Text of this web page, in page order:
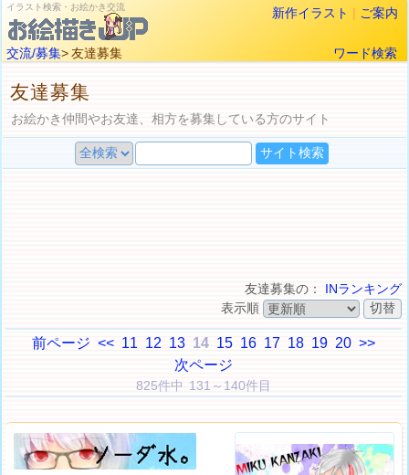
イラスト検索・お絵かき交流 新作イラスト | ご案内
交流/募集> 友達募集 ワード検索
友達募集
お絵かき仲間やお友達、相方を募集している方のサイト
友達募集の： INランキング
表示順
前ページ << 11 12 13 14 15 16 17 18 19 20 >>
次ページ
825件中 131～140件目